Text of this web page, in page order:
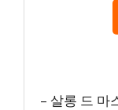
– 살롱 드 마